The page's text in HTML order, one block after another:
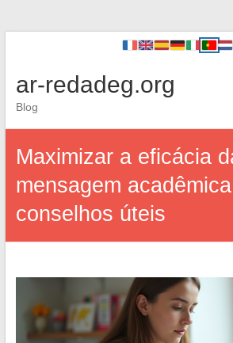
ar-redadeg.org
Blog
Maximizar a eficácia
mensagem
conselhos úteis